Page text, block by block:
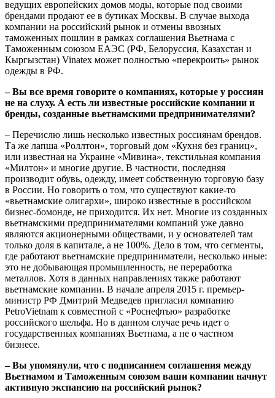
ведущих европейских домов моды, которые под своими
брендами продают ее в бутиках Москвы. В случае выхода
компании на российский рынок и отмены ввозных
таможенных пошлин в рамках соглашения Вьетнама с
Таможенным союзом ЕАЭС (РФ, Белоруссия, Казахстан и
Кыргызстан) Vinatex может полностью «перекроить» рынок
одежды в РФ.
– Вы все время говорите о компаниях, которые у россиян
не на слуху. А есть ли известные российские компании и
бренды, созданные вьетнамскими предпринимателями?
– Перечислю лишь несколько известных россиянам брендов.
Та же лапша «Роллтон», торговый дом «Кухня без границ»,
или известная на Украине «Мивина», текстильная компания
«Милтон» и многие другие. В частности, последняя
производит обувь, одежду, имеет собственную торговую базу
в России. Но говорить о том, что существуют какие-то
«вьетнамские олигархи», широко известные в российском
бизнес-бомонде, не приходится. Их нет. Многие из созданных
вьетнамскими предпринимателями компаний уже давно
являются акционерными обществами, и у основателей там
только доля в капитале, а не 100%. Дело в том, что сегменты,
где работают вьетнамские предприниматели, несколько иные:
это не добывающая промышленность, не переработка
металлов. Хотя в данных направлениях также работают
вьетнамские компании. В начале апреля 2015 г. премьер-
министр РФ Дмитрий Медведев пригласил компанию
PetroVietnam к совместной с «Роснефтью» разработке
российского шельфа. Но в данном случае речь идет о
государственных компаниях Вьетнама, а не о частном
бизнесе.
– Вы упомянули, что с подписанием соглашения между
Вьетнамом и Таможенным союзом ваши компании начнут
активную экспансию на российский рынок?